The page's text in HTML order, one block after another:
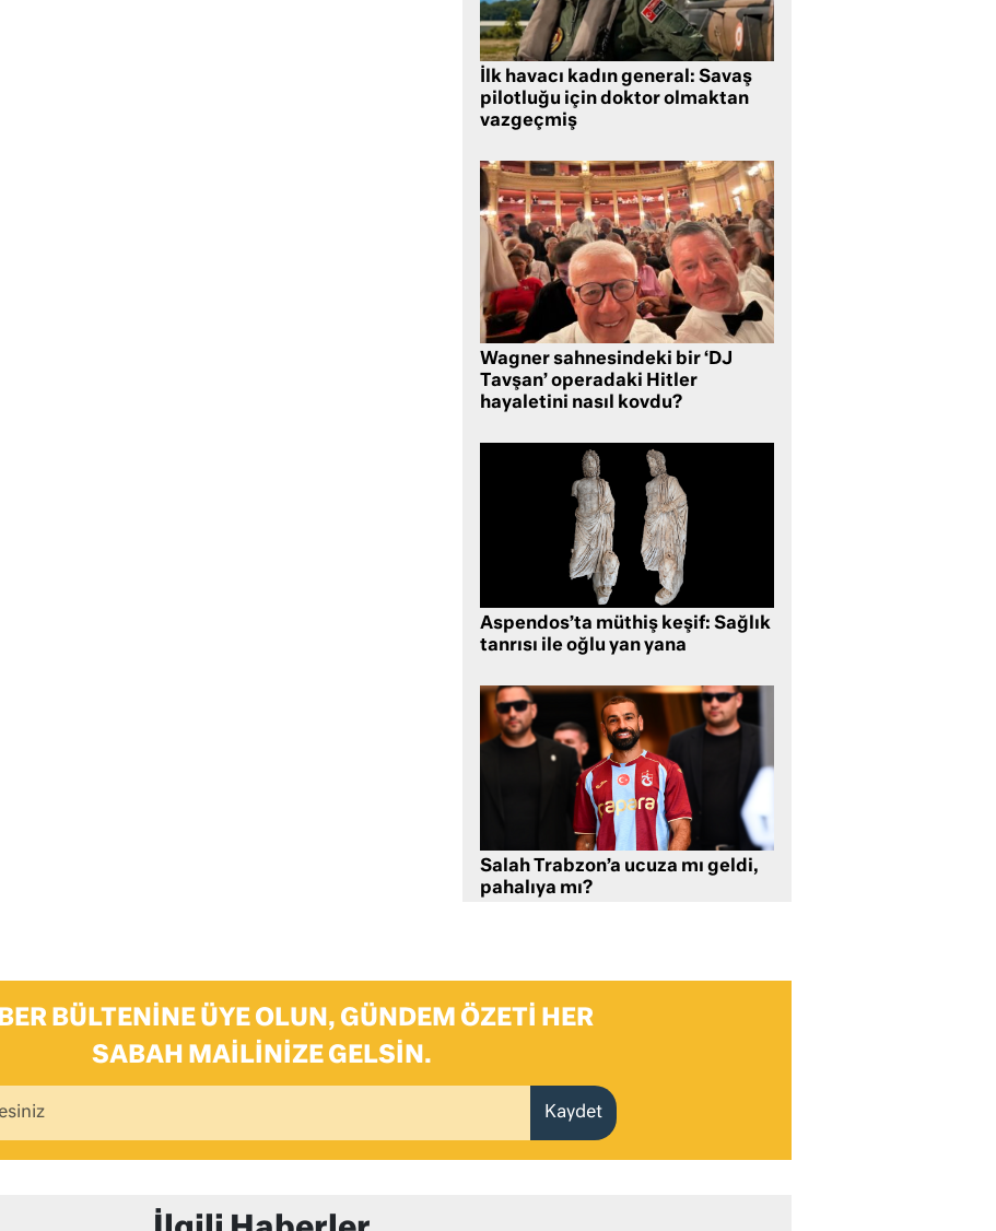
İlk havacı kadın general: Savaş
pilotluğu için doktor olmaktan
vazgeçmiş
Wagner sahnesindeki bir ‘DJ
Tavşan’ operadaki Hitler
hayaletini nasıl kovdu?
Aspendos’ta müthiş keşif: Sağlık
tanrısı ile oğlu yan yana
Salah Trabzon’a ucuza mı geldi,
pahalıya mı?
BÜLTENINE ÜYE OLUN, GÜNDEM ÖZETI HER
SABAH MAILINIZE GELSIN.
Kaydet